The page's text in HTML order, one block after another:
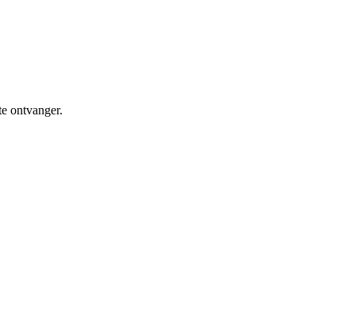
ontvanger.